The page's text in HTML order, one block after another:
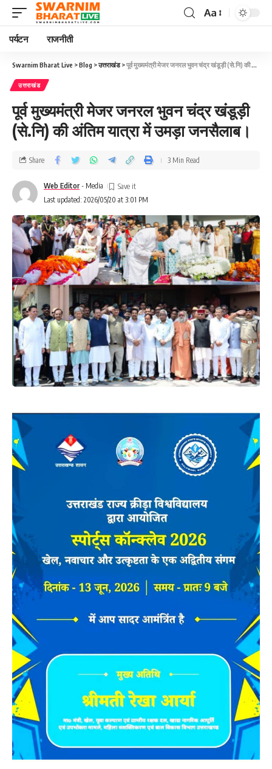
Aa
पर्यटन राजनीती
Swarnim Bharat Live >Blog >उत्तराखंड>पूर्व मुख्यमंत्री मेजर जनरल भुवन चंद्र खंडूड़ी (से.नि) की अंतिम यात्रा में उमड़ा जनसैलाब।
उत्तराखंड
पूर्व मुख्यमंत्री मेजर जनरल भुवन चंद्र खंडूड़ी
(से.नि) की अंतिम यात्रा में उमड़ा जनसैलाब।
Last updated: 2026/05/20 at 3:01 PM
Web Editor - Media
Share 3 Min Read